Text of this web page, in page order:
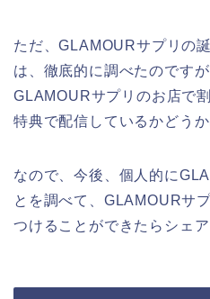
ただ、GLAMOURサプリの
は、徹底的に調べたのですが
GLAMOURサプリのお店で
特典で配信しているかどう
なので、今後、個人的に
とを調べて、GLAMOURサ
つけることができたらシェ